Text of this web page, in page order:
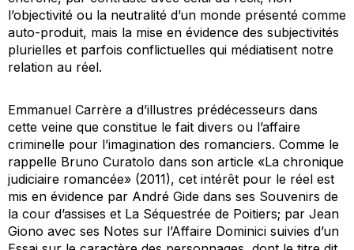
l’objectivité ou la neutralité d’un monde présenté comme
auto-produit, mais la mise en évidence des subjectivités
plurielles et parfois conflictuelles qui médiatisent notre
relation au réel.
Emmanuel Carrère a d’illustres prédécesseurs dans
cette veine que constitue le fait divers ou l’affaire
criminelle pour l’imagination des romanciers. Comme le
rappelle Bruno Curatolo dans son article «La chronique
judiciaire romancée» (2011), cet intérêt pour le réel est
mis en évidence par André Gide dans ses Souvenirs de
la cour d’assises et La Séquestrée de Poitiers; par Jean
Giono avec ses Notes sur l’Affaire Dominici suivies d’un